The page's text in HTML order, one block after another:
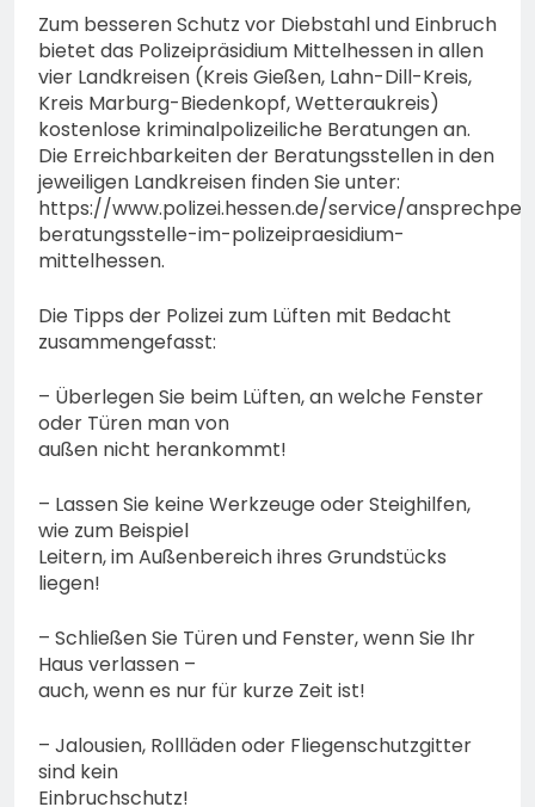
Zum besseren Schutz vor Diebstahl und Einbruch
bietet das Polizeipräsidium Mittelhessen in allen
vier Landkreisen (Kreis Gießen, Lahn-Dill-Kreis,
Kreis Marburg-Biedenkopf, Wetteraukreis)
kostenlose kriminalpolizeiliche Beratungen an.
Die Erreichbarkeiten der Beratungsstellen in den
jeweiligen Landkreisen finden Sie unter:
https://www.polizei.hessen.de/service/
beratungsstelle-im-polizeipraesidium-
mittelhessen.
Die Tipps der Polizei zum Lüften mit Bedacht
zusammengefasst:
– Überlegen Sie beim Lüften, an welche Fenster
oder Türen man von
außen nicht herankommt!
– Lassen Sie keine Werkzeuge oder Steighilfen,
wie zum Beispiel
Leitern, im Außenbereich ihres Grundstücks
liegen!
– Schließen Sie Türen und Fenster, wenn Sie Ihr
Haus verlassen –
auch, wenn es nur für kurze Zeit ist!
– Jalousien, Rollläden oder Fliegenschutzgitter
sind kein
Einbruchschutz!